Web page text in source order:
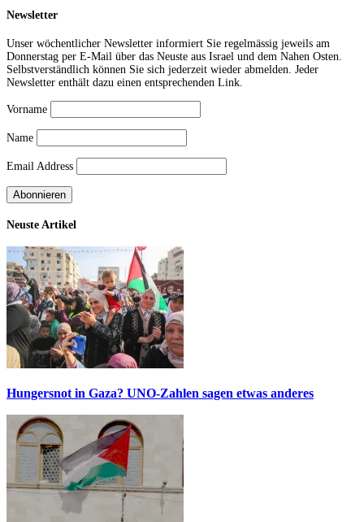
Newsletter
Unser wöchentlicher Newsletter informiert Sie regelmässig jeweils am
Donnerstag per E-Mail über das Neuste aus Israel und dem Nahen Osten.
Selbstverständlich können Sie sich jederzeit wieder abmelden. Jeder
Newsletter enthält dazu einen entsprechenden Link.
Vorname
Name
Email Address
Neuste Artikel
Hungersnot in Gaza? UNO-Zahlen sagen etwas anderes